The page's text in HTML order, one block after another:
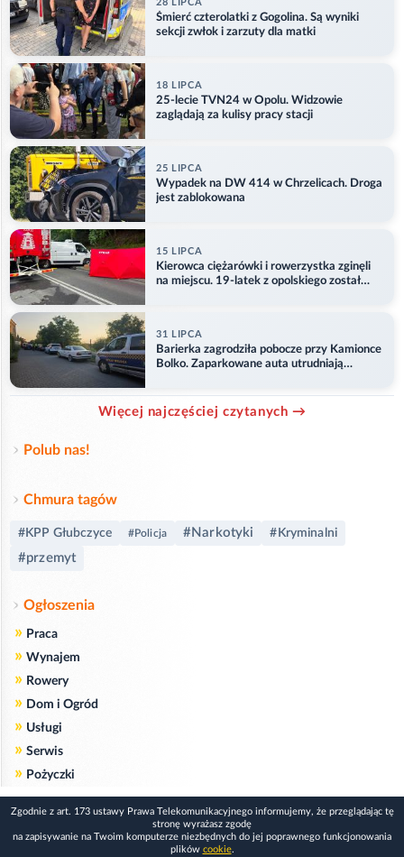
Śmierć czterolatki z Gogolina. Są wyniki
sekcji zwłok i zarzuty dla matki
18 LIPCA
25-lecie TVN24 w Opolu. Widzowie
zaglądają za kulisy pracy stacji
25 LIPCA
Wypadek na DW 414 w Chrzelicach. Droga
jest zablokowana
15 LIPCA
Kierowca ciężarówki i rowerzystka zginęli
na miejscu. 19-latek z opolskiego został
31 LIPCA
Barierka zagrodziła pobocze przy Kamionce
Bolko. Zaparkowane auta utrudniają
Więcej najczęściej czytanych →
Polub nas!
Chmura tagów
#KPP Głubczyce #Policja #Narkotyki #Kryminalni
#przemyt
Ogłoszenia
» Praca
» Wynajem
» Rowery
» Dom i Ogród
» Usługi
» Serwis
» Pożyczki
Zgodnie z art. 173 ustawy Prawa Telekomunikacyjnego informujemy, że przeglądając tę
stronę wyrażasz zgodę
na zapisywanie na Twoim komputerze niezbędnych do jej poprawnego funkcjonowania
plików cookie.